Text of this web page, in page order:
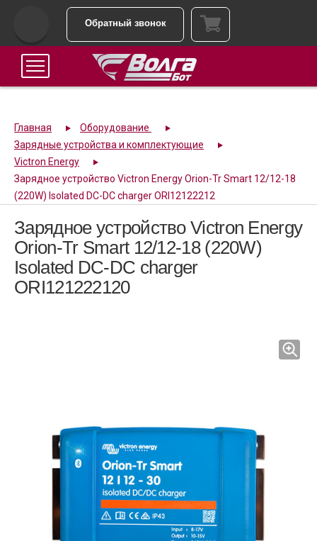
Обратный звонок
Главная
Оборудование
Зарядные устройства и комплектующие
Victron Energy
Зарядное устройство Victron Energy Orion-Tr Smart 12/12-18
(220W) Isolated DC-DC charger ORI12122212
Зарядное устройство Victron Energy
Orion-Tr Smart 12/12-18 (220W)
Isolated DC-DC charger
ORI121222120